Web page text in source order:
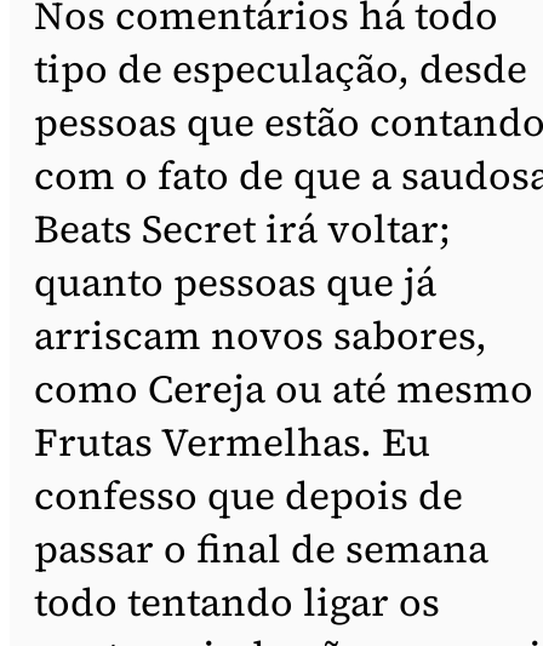
Nos comentários há todo
tipo de especulação, desde
pessoas que estão
com o fato de que a
Beats Secret irá voltar;
quanto pessoas que já
arriscam novos sabores,
como Cereja ou até mesmo
Frutas Vermelhas. Eu
confesso que depois de
passar o final de semana
todo tentando ligar os